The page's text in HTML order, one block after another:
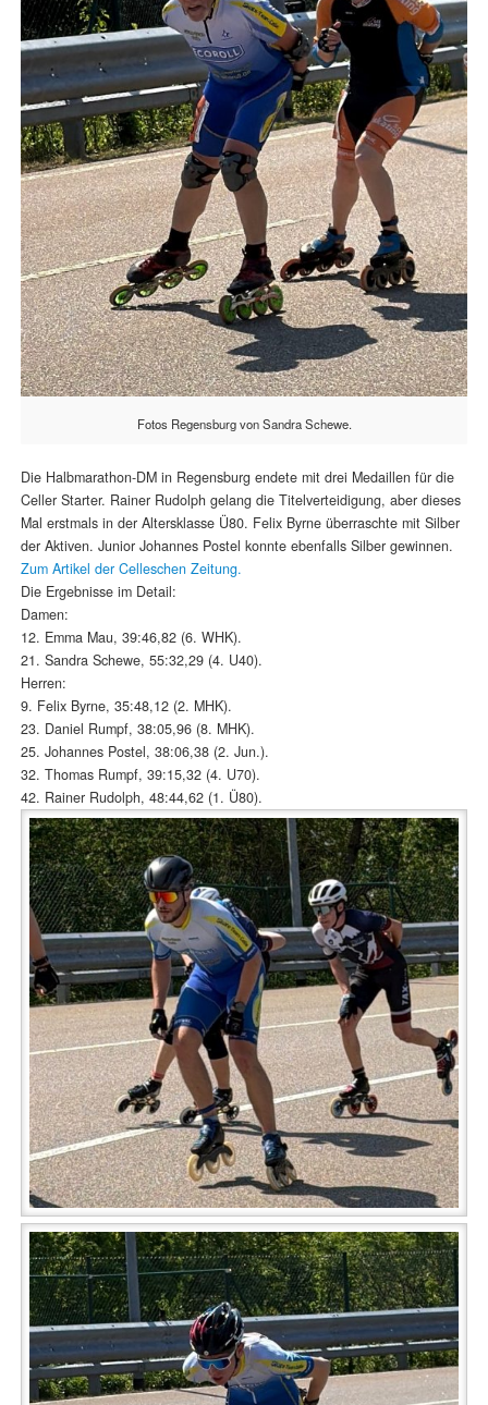
Fotos Regensburg von Sandra Schewe.
Die Halbmarathon-DM in Regensburg endete mit drei Medaillen für die
Celler Starter. Rainer Rudolph gelang die Titelverteidigung, aber dieses
Mal erstmals in der Altersklasse Ü80. Felix Byrne überraschte mit Silber
der Aktiven. Junior Johannes Postel konnte ebenfalls Silber gewinnen.
Zum Artikel der Celleschen Zeitung.
Die Ergebnisse im Detail:
Damen:
12. Emma Mau, 39:46,82 (6. WHK).
21. Sandra Schewe, 55:32,29 (4. U40).
Herren:
9. Felix Byrne, 35:48,12 (2. MHK).
23. Daniel Rumpf, 38:05,96 (8. MHK).
25. Johannes Postel, 38:06,38 (2. Jun.).
32. Thomas Rumpf, 39:15,32 (4. U70).
42. Rainer Rudolph, 48:44,62 (1. Ü80).